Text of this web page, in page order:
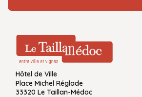
Hôtel de Ville
Place Michel Réglade
33320 Le Taillan-Médoc